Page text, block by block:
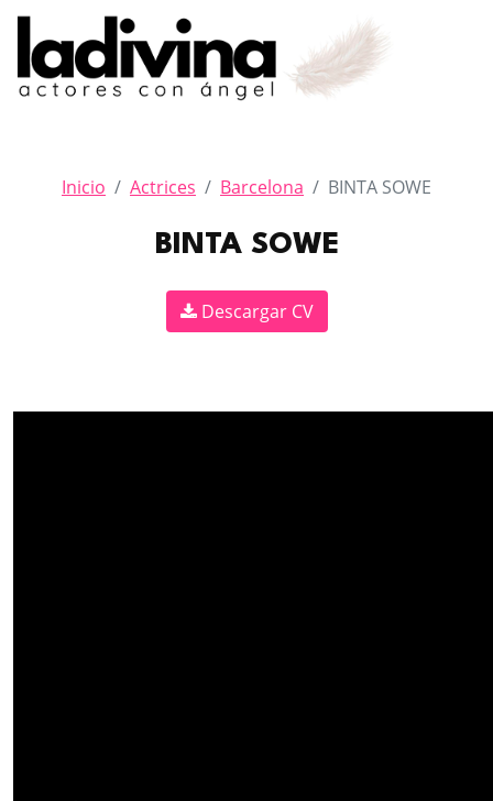
Inicio Actrices Barcelona BINTA SOWE
BINTA SOWE
Descargar CV